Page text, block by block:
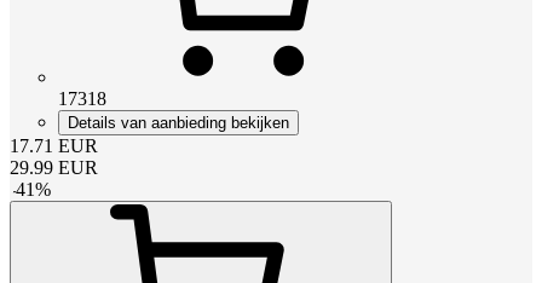
17318
Details van aanbieding bekijken
17.71 EUR
29.99 EUR
-41%